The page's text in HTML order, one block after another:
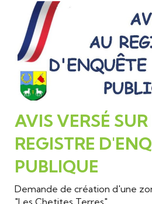
AVIS VERSÉ SUR
REGISTRE
PUBLIQUE
Demande de création d'une